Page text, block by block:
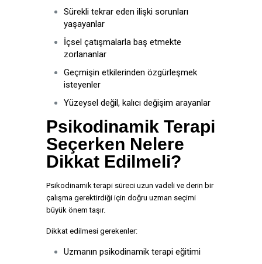
Sürekli tekrar eden ilişki sorunları
yaşayanlar
İçsel çatışmalarla baş etmekte
zorlananlar
Geçmişin etkilerinden özgürleşmek
isteyenler
Yüzeysel değil, kalıcı değişim arayanlar
Psikodinamik Terapi
Seçerken Nelere
Dikkat Edilmeli?
Psikodinamik terapi süreci uzun vadeli ve derin bir
çalışma gerektirdiği için doğru uzman seçimi
büyük önem taşır.
Dikkat edilmesi gerekenler:
Uzmanın psikodinamik terapi eğitimi